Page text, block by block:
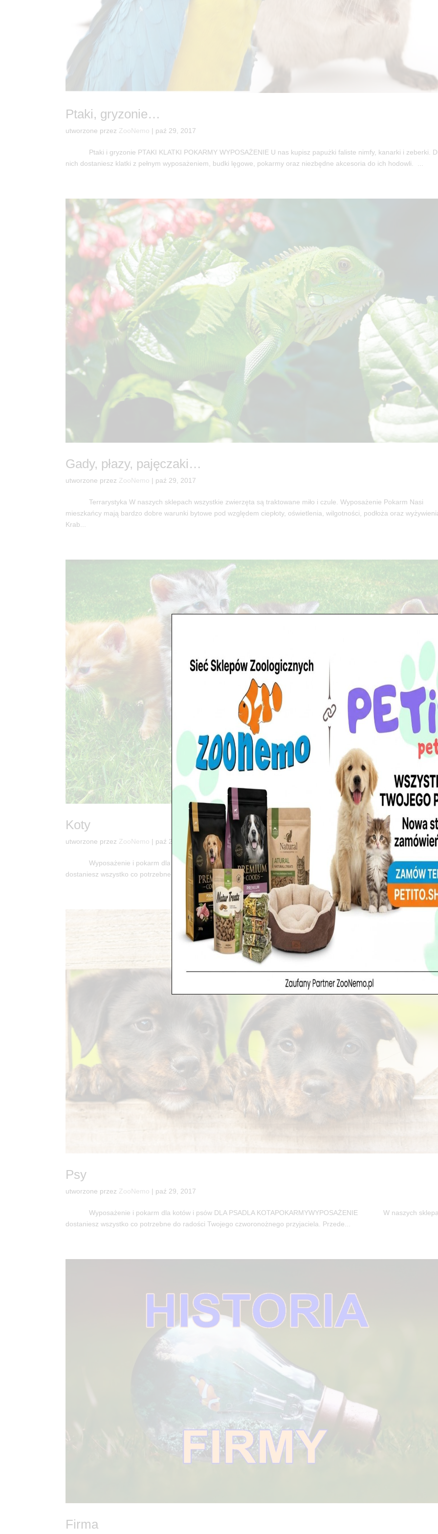
Ptaki, gryzonie…
utworzone przez ZooNemo | paź 29, 2017
Ptaki i gryzonie PTAKI KLATKI POKARMY WYPOSAŻENIE U nas kupisz papużki faliste nimfy, kanarki i zeberki.
nich dostaniesz klatki z pełnym wyposażeniem, budki lęgowe, pokarmy oraz niezbędne akcesoria do ich hodowli. ...
Gady, płazy, pajęczaki…
utworzone przez ZooNemo | paź 29, 2017
Terrarystyka W naszych sklepach wszystkie zwierzęta są traktowane miło i czule. Wyposażenie Pokarm Nasi
mieszkańcy mają bardzo dobre warunki bytowe pod względem ciepłoty, oświetlenia, wilgotności, podłoża oraz
Krab...
Koty
utworzone przez ZooNemo | paź 29, 2017
Wyposażenie i pokarm dla kotów i psów DLA PSA DLA KOTA POKARMY WYPOSAŻENIE W naszych
dostaniesz wszystko co potrzebne do radości Twojego czworonożnego przyjaciela. Przede...
Psy
utworzone przez ZooNemo | paź 29, 2017
Wyposażenie i pokarm dla kotów i psów DLA PSADLA KOTAPOKARMYWYPOSAŻENIE W naszych
dostaniesz wszystko co potrzebne do radości Twojego czworonożnego przyjaciela. Przede...
Firma